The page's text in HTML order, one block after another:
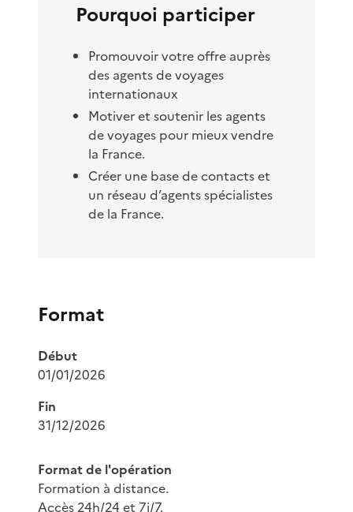
Pourquoi participer
Promouvoir votre offre auprès
des agents de voyages
internationaux
Motiver et soutenir les agents
de voyages pour mieux vendre
la France.
Créer une base de contacts et
un réseau d’agents spécialistes
de la France.
Format
Début
01/01/2026
Fin
31/12/2026
Format de l'opération
Formation à distance.
Accès 24h/24 et 7j/7.